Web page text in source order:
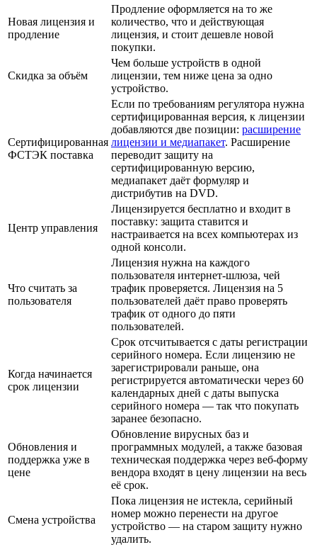
Новая лицензия и
продление
Продление оформляется на то же
количество, что и действующая
лицензия, и стоит дешевле новой
покупки.
Скидка за объём
Чем больше устройств в одной
лицензии, тем ниже цена за одно
устройство.
Сертифицированная
ФСТЭК поставка
Если по требованиям регулятора нужна
сертифицированная версия, к лицензии
добавляются две позиции: расширение
лицензии и медиапакет. Расширение
переводит защиту на
сертифицированную версию,
медиапакет даёт формуляр и
дистрибутив на DVD.
Центр управления
Лицензируется бесплатно и входит в
поставку: защита ставится и
настраивается на всех компьютерах из
одной консоли.
Что считать за
пользователя
Лицензия нужна на каждого
пользователя интернет-шлюза, чей
трафик проверяется. Лицензия на 5
пользователей даёт право проверять
трафик от одного до пяти
пользователей.
Когда начинается
срок лицензии
Срок отсчитывается с даты регистрации
серийного номера. Если лицензию не
зарегистрировали раньше, она
регистрируется автоматически через 60
календарных дней с даты выпуска
серийного номера — так что покупать
заранее безопасно.
Обновления и
поддержка уже в
цене
Обновление вирусных баз и
программных модулей, а также базовая
техническая поддержка через веб-форму
вендора входят в цену лицензии на весь
её срок.
Смена устройства
Пока лицензия не истекла, серийный
номер можно перенести на другое
устройство — на старом защиту нужно
удалить.